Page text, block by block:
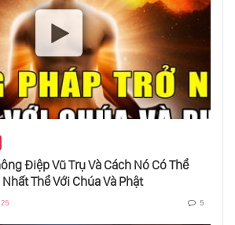
Học Từ Sự Lặp Lại Của Cuộc Sống
Trùng Hợp Ngẫu Nhiên Là Gì?
Tạo Kết Nối Với Cơ Thể - Chìa Khoá Cho Khoẻ
Mạnh
Điệp Vũ Trụ Và Cách Nó Có Thể
Thể Với Chúa Và Phật
5